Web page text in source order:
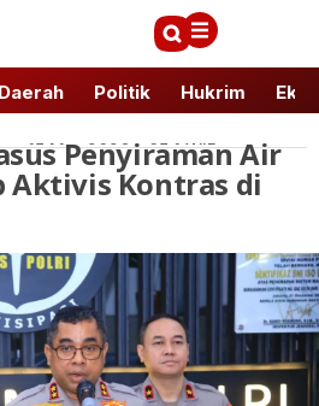
Daerah Politik Hukrim
15 Mar 2026 - 05:1 WIB
Penyiraman Air
Aktivis Kontras di